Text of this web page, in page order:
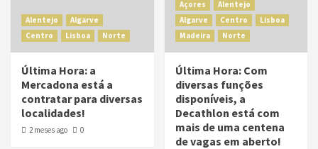
Alentejo
Algarve
Centro
Lisboa Norte
Última Hora: a
Mercadona está a
contratar para diversas
localidades!
2 meses ago 0
Açores
Alentejo
Algarve
Centro
Lisboa
Madeira
Norte
Última Hora: Com
diversas funções
disponíveis, a
Decathlon está com
mais de uma centena
de vagas em aberto!